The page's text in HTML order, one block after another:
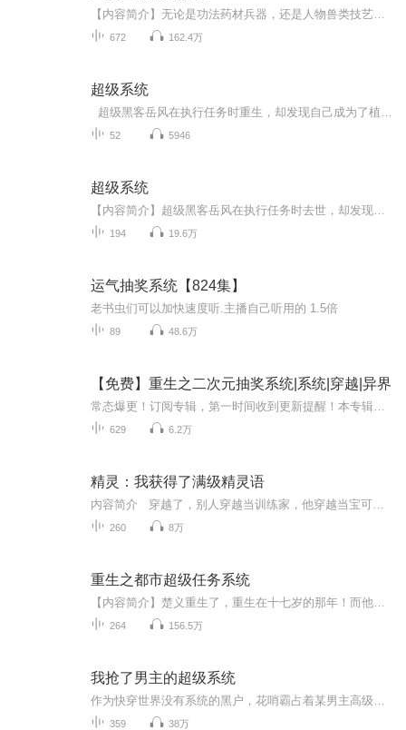
672 162.4万
超级系统
52 5946
超级系统
194 19.6万
运气抽奖系统【824集】
老书虫们可以加快速度听.主播自己听用的 1.5倍
89 48.6万
【免费】重生之二次元抽奖系统|系统|穿越|异界
629 6.2万
精灵：我获得了满级精灵语
260 8万
重生之都市超级任务系统
264 156.5万
我抢了男主的超级系统
359 38万